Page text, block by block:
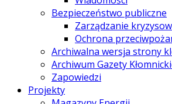
Bezpieczeństwo publiczne
Zarządzanie
Ochrona
Archiwalna wersja strony
Archiwum Gazety
Zapowiedzi
Projekty